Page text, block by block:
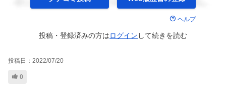
ヘルプ
投稿・登録済みの方はログイン して続きを読む
投稿日： 2022/07/20
0